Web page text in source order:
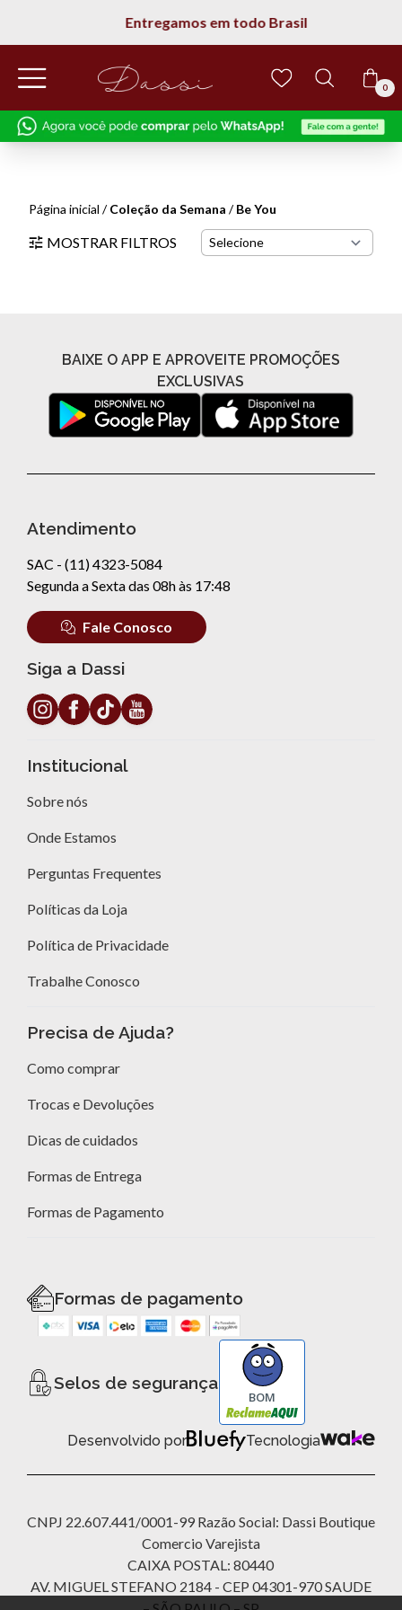
Entregamos em todo Brasil
0
Página inicial /Coleção da Semana /Be You
MOSTRAR FILTROS
BAIXE O APP E APROVEITE PROMOÇÕES
EXCLUSIVAS
Atendimento
SAC - (11) 4323-5084
Segunda a Sexta das 08h às 17:48
Fale Conosco
Siga a Dassi
Institucional
Sobre nós
Onde Estamos
Perguntas Frequentes
Políticas da Loja
Política de Privacidade
Trabalhe Conosco
Precisa de Ajuda?
Como comprar
Trocas e Devoluções
Dicas de cuidados
Formas de Entrega
Formas de Pagamento
Formas de pagamento
Selos de segurança
BOM
Desenvolvido por Tecnologia
CNPJ 22.607.441/0001-99 Razão Social: Dassi Boutique
Comercio Varejista
CAIXA POSTAL: 80440
AV. MIGUEL STEFANO 2184 - CEP 04301-970 SAUDE